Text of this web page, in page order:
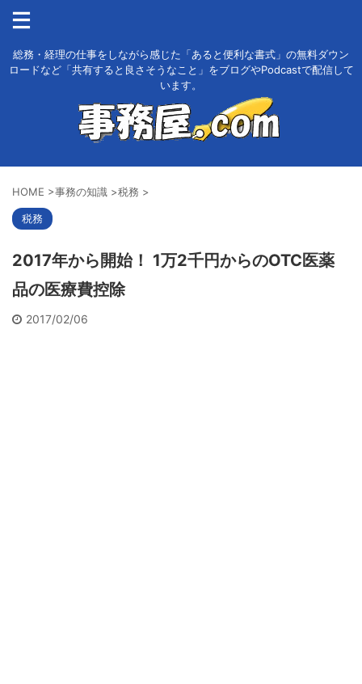
総務・経理の仕事をしながら感じた「あると便利な書式」の無料ダウン
ロードなど「共有すると良さそうなこと」をブログやPodcastで配信して
います。
HOME >事務の知識 >税務 >
税務
2017年から開始！ 1万2千円からのOTC医薬
品の医療費控除
2017/02/06